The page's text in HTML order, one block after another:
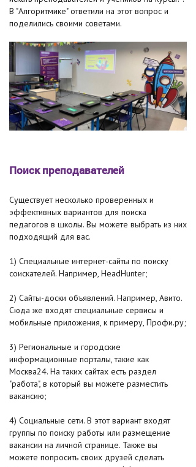
В "Алгоритмике" ответили на этот вопрос и
поделились своими советами.
Поиск преподавателей
Существует несколько проверенных и
эффективных вариантов для поиска
педагогов в школы. Вы можете выбрать из них
подходящий для вас.
1) Специальные интернет-сайты по поиску
соискателей. Например, HeadHunter;
2) Сайты-доски объявлений. Например, Авито.
Сюда же входят специальные сервисы и
мобильные приложения, к примеру, Профи.ру;
3) Региональные и городские
информационные порталы, такие как
Москва24. На таких сайтах есть раздел
"работа", в который вы можете разместить
вакансию;
4) Социальные сети. В этот вариант входят
группы по поиску работы или размещение
вакансии на личной странице. Также вы
можете попросить своих друзей сделать